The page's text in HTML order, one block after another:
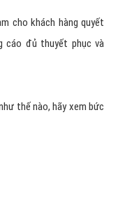
cho khách hàng quyết
cáo đủ thuyết phục và
thế nào, hãy xem bức